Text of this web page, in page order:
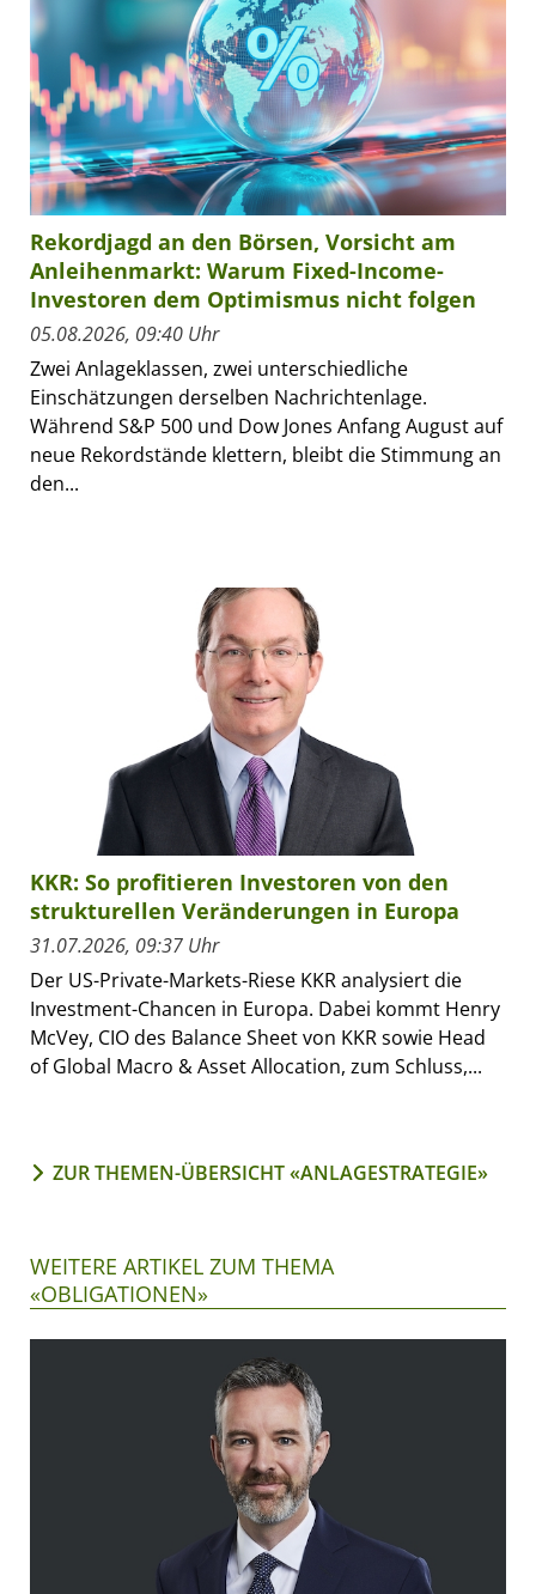
Rekordjagd an den Börsen, Vorsicht am
Anleihenmarkt: Warum Fixed-Income-
Investoren dem Optimismus nicht folgen
05.08.2026, 09:40 Uhr
Zwei Anlageklassen, zwei unterschiedliche
Einschätzungen derselben Nachrichtenlage.
Während S&P 500 und Dow Jones Anfang August auf
neue Rekordstände klettern, bleibt die Stimmung an
den...
KKR: So profitieren Investoren von den
strukturellen Veränderungen in Europa
31.07.2026, 09:37 Uhr
Der US-Private-Markets-Riese KKR analysiert die
Investment-Chancen in Europa. Dabei kommt Henry
McVey, CIO des Balance Sheet von KKR sowie Head
of Global Macro & Asset Allocation, zum Schluss,...
ZUR THEMEN-ÜBERSICHT «ANLAGESTRATEGIE»
WEITERE ARTIKEL ZUM THEMA
«OBLIGATIONEN»